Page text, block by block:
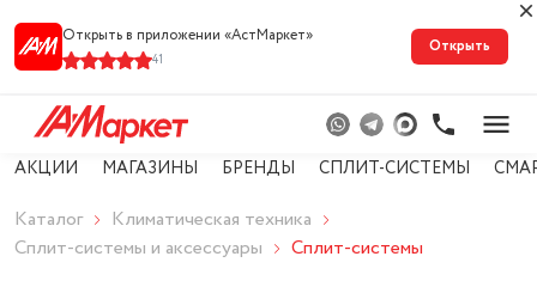
Открыть в приложении «АстМарке‪т‬»
41
Открыть
АКЦИИ МАГАЗИНЫ БРЕНДЫ СПЛИТ-СИСТЕМЫ
Каталог
Климатическая техника
Сплит-системы и аксессуары
Сплит-системы